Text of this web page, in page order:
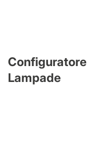
Configuratore
Lampade